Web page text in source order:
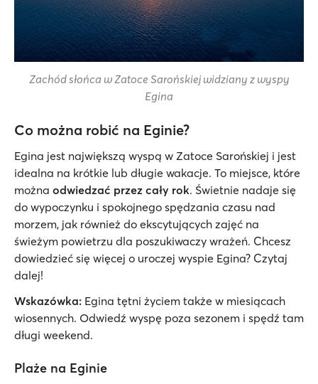
Zachód słońca w Zatoce Sarońskiej widziany z wyspy
Egina
Co można robić na Eginie?
Egina jest największą wyspą w Zatoce Sarońskiej i jest
idealna na krótkie lub długie wakacje. To miejsce, które
można odwiedzać przez cały rok. Świetnie nadaje się
do wypoczynku i spokojnego spędzania czasu nad
morzem, jak również do ekscytujących zajęć na
świeżym powietrzu dla poszukiwaczy wrażeń. Chcesz
dowiedzieć się więcej o uroczej wyspie Egina? Czytaj
dalej!
Wskazówka: Egina tętni życiem także w miesiącach
wiosennych. Odwiedź wyspę poza sezonem i spędź tam
długi weekend.
Plaże na Eginie